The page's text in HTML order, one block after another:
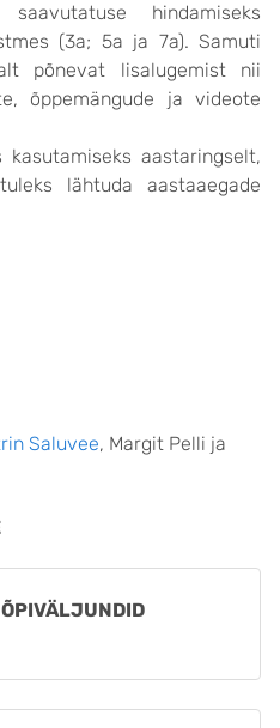
hindamiseks
(3a; 5a ja 7a). Samuti
põnevat lisalugemist nii
õppemängude ja videote
aastaringselt,
lähtuda aastaaegade
Saluvee, Margit Pelli ja